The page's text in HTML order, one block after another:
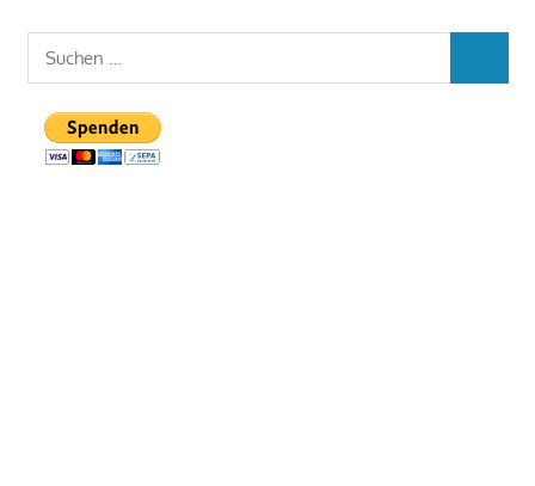
Suchen
nach: